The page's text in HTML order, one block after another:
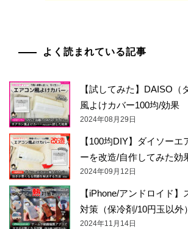
よく読まれている記事
【試してみた】DAISO（
風よけカバー100均/効果
2024年08月29日
【100均DIY】ダイソー
ーを改造/自作してみた効
2024年09月12日
【iPhone/アンドロイド
対策（保冷剤/10円玉以外）
2024年11月14日